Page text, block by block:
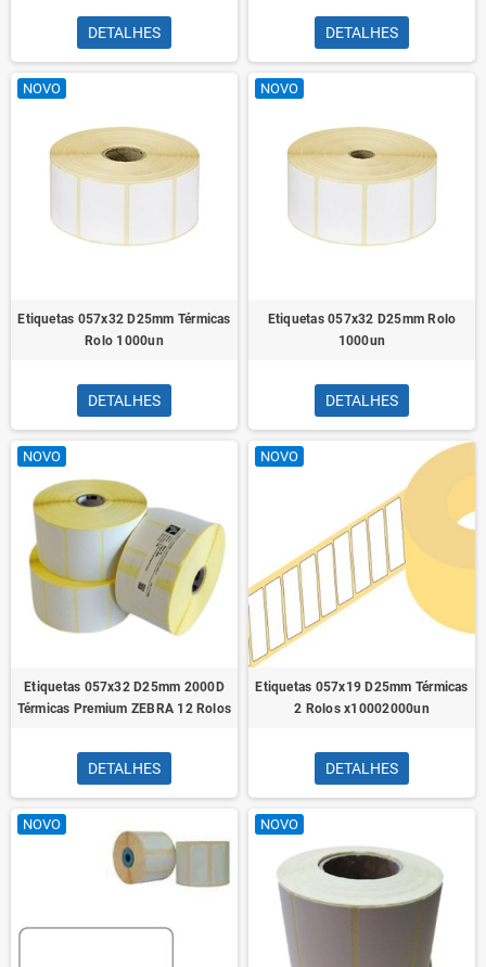
DETALHES DETALHES
NOVO
Etiquetas 057x32 D25mm Térmicas
Rolo 1000un
DETALHES
NOVO
Etiquetas 057x32 D25mm Rolo
1000un
DETALHES
NOVO
Etiquetas 057x32 D25mm 2000D
Térmicas Premium ZEBRA 12 Rolos
DETALHES
NOVO
Etiquetas 057x19 D25mm Térmicas
2 Rolos x10002000un
DETALHES
NOVO NOVO